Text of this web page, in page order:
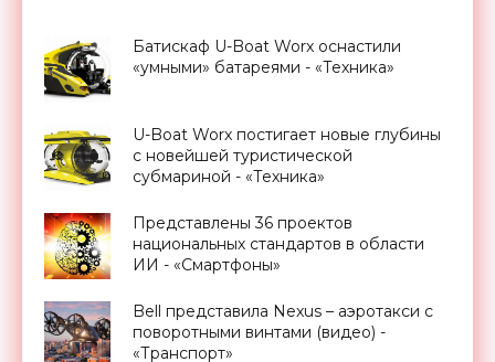
Батискаф U-Boat Worx оснастили
«умными» батареями - «Техника»
U-Boat Worx постигает новые глубины
с новейшей туристической
субмариной - «Техника»
Представлены 36 проектов
национальных стандартов в области
ИИ - «Смартфоны»
Bell представила Nexus – аэротакси с
поворотными винтами (видео) -
«Транспорт»